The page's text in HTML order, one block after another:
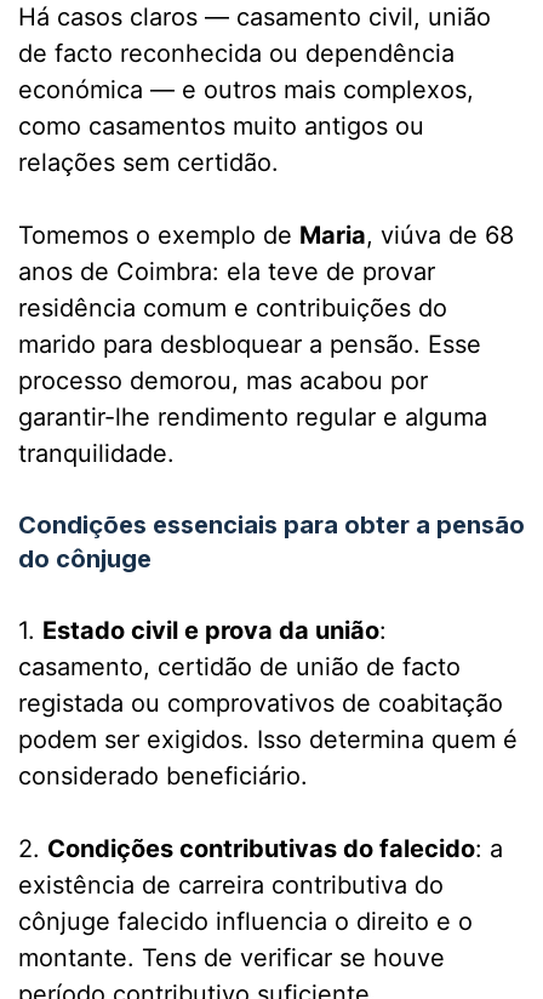
Há casos claros — casamento civil, união
de facto reconhecida ou dependência
económica — e outros mais complexos,
como casamentos muito antigos ou
relações sem certidão.
Tomemos o exemplo de Maria, viúva de 68
anos de Coimbra: ela teve de provar
residência comum e contribuições do
marido para desbloquear a pensão. Esse
processo demorou, mas acabou por
garantir-lhe rendimento regular e alguma
tranquilidade.
Condições essenciais para obter a pensão
do cônjuge
1. Estado civil e prova da união:
casamento, certidão de união de facto
registada ou comprovativos de coabitação
podem ser exigidos. Isso determina quem é
considerado beneficiário.
2. Condições contributivas do falecido: a
existência de carreira contributiva do
cônjuge falecido influencia o direito e o
montante. Tens de verificar se houve